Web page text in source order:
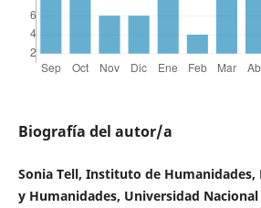
Biografía del autor/a
Sonia Tell, Instituto de Humanidades,
y Humanidades, Universidad